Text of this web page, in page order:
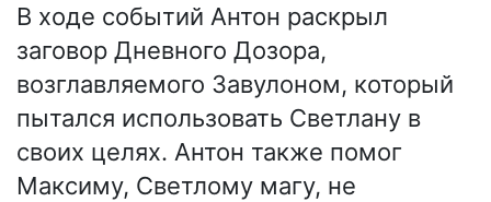
В ходе событий Антон раскрыл
заговор Дневного Дозора,
возглавляемого Завулоном, который
пытался использовать Светлану в
своих целях. Антон также помог
Максиму, Светлому магу, не